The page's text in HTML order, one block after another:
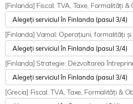
[Finlanda] Fiscal: TVA, Taxe, Formalități
[Finlanda] Vamal: Operațiuni, formalități
[Finlanda] Strategie: Dezvoltarea
[Grecia] Fiscal: TVA, Taxe, Formalități &